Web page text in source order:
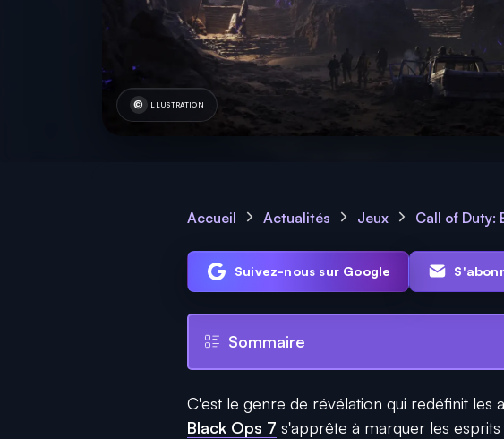
ILLUSTRATION
Accueil Actualités Jeux Call of Duty:
Suivez-nous sur Google
Sommaire
C'est le genre de révélation qui redéfinit les
Black Ops 7 s'apprête à marquer les esprits